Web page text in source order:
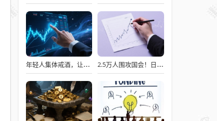
年轻人集体戒酒，让“老登”酒企的天快塌了 2.5万人围攻国会！日本民众怒了：让她下台！